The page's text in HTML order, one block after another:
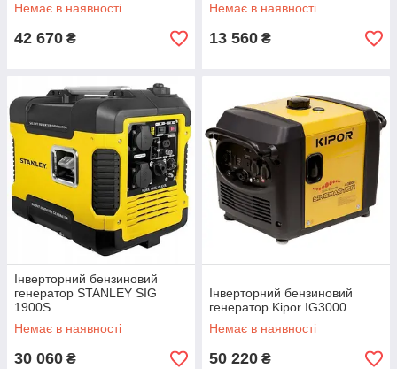
Немає в наявності
42 670 ₴
Немає в наявності
13 560 ₴
Інверторний бензиновий
генератор STANLEY SIG
1900S
Немає в наявності
30 060 ₴
Інверторний бензиновий
генератор Kipor IG3000
Немає в наявності
50 220 ₴